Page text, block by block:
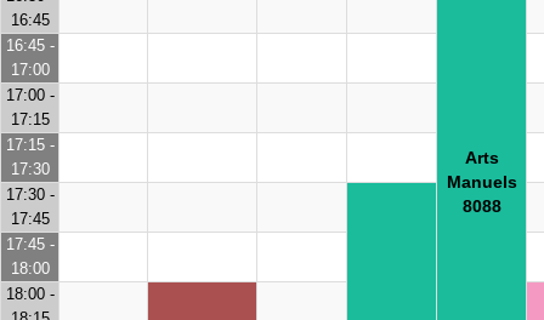
Arts
Manuels
8088
16:45
16:45 -
17:00
17:00 -
17:15
17:15 -
17:30
17:30 -
17:45
17:45 -
18:00
18:00 -